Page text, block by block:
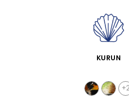
APERÇUKURUN